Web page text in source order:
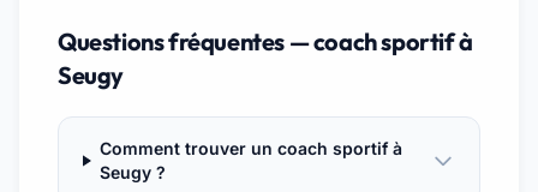
Questions fréquentes — coach sportif à
Seugy
Comment trouver un coach sportif à
Seugy ?